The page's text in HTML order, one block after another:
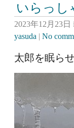
いらっ
2023年12月23日
yasuda | No
太郎を眠ら